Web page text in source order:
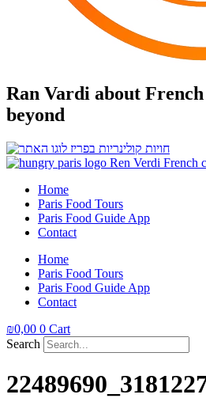
Ran Vardi about
beyond
Home
Paris Food Tours
Paris Food Guide App
Contact
Home
Paris Food Tours
Paris Food Guide App
Contact
₪0,00 0 Cart
Search